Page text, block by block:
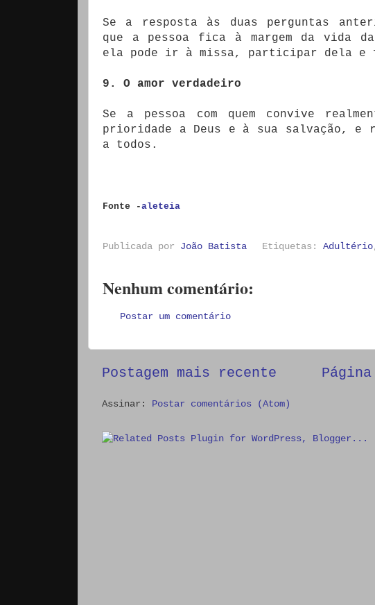
Se a resposta às duas perguntas
que a pessoa fica à margem da vida
ela pode ir à missa, participar dela e
9. O amor verdadeiro
Se a pessoa com quem convive
prioridade a Deus e à sua salvação, e
a todos.
Fonte -aleteia
Publicada por João Batista Etiquetas:Adultério
Nenhum comentário:
Postar um comentário
Postagem mais recente
Assinar: Postar comentários (Atom)